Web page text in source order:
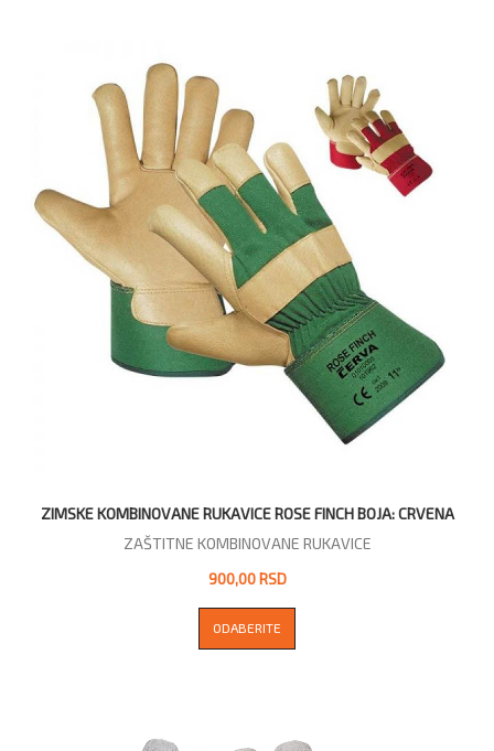
ZIMSKE KOMBINOVANE RUKAVICE ROSE FINCH BOJA: CRVENA
ZAŠTITNE KOMBINOVANE RUKAVICE
900,00 RSD
ODABERITE